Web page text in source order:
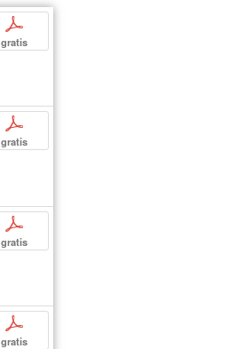
p
gratis
p
gratis
p
gratis
p
gratis